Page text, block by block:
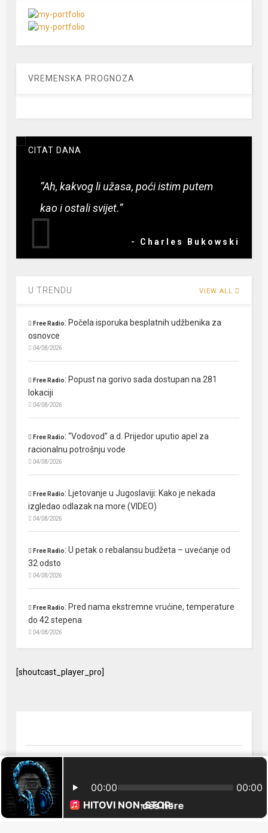
VREMENSKA PROGNOZA
CITAT DANA
“Ah, kakvog li užasa, poći istim putem
kao i ostali svijet.”
- Charles Bukowski
U TRENDU VIEW ALL
Free Radio: Počela isporuka besplatnih udžbenika za
osnovce
04/08/2026
Free Radio: Popust na gorivo sada dostupan na 281
lokaciji
04/08/2026
Free Radio:“Vodovod” a.d. Prijedor uputio apel za
racionalnu potrošnju vode
04/08/2026
Free Radio:
Ljetovanje u Jugoslaviji: Kako je nekada
izgledao odlazak na more (VIDEO)
04/08/2026
Free Radio:U petak o rebalansu budžeta – uvećanje od
32 odsto
04/08/2026
Free Radio: Pred nama ekstremne vrućine, temperature
do 42 stepena
04/08/2026
[shoutcast_player_pro]
© 2024 Free Radio Prijedor. Sva prava zaštićena Designed by